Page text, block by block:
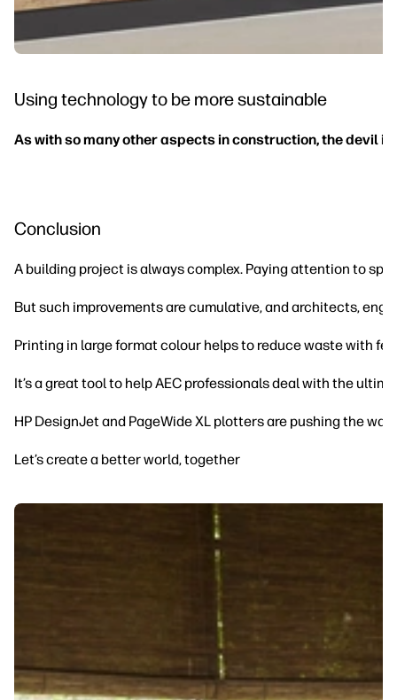
Using technology to be more sustainable
As with so many other aspects in construction, the devil is
Conclusion
A building project is always complex. Paying attention to
But such improvements are cumulative, and architects,
Printing in large format colour helps to reduce waste with
It’s a great tool to help AEC professionals deal with the
HP DesignJet and PageWide XL plotters are pushing the
Let’s create a better world, together